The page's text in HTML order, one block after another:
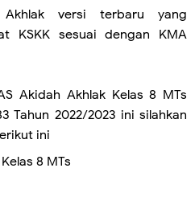
Akhlak versi terbaru yang
KSKK sesuai dengan KMA
Akidah Akhlak Kelas 8 MTs
Tahun 2022/2023 ini silahkan
ini
8 MTs